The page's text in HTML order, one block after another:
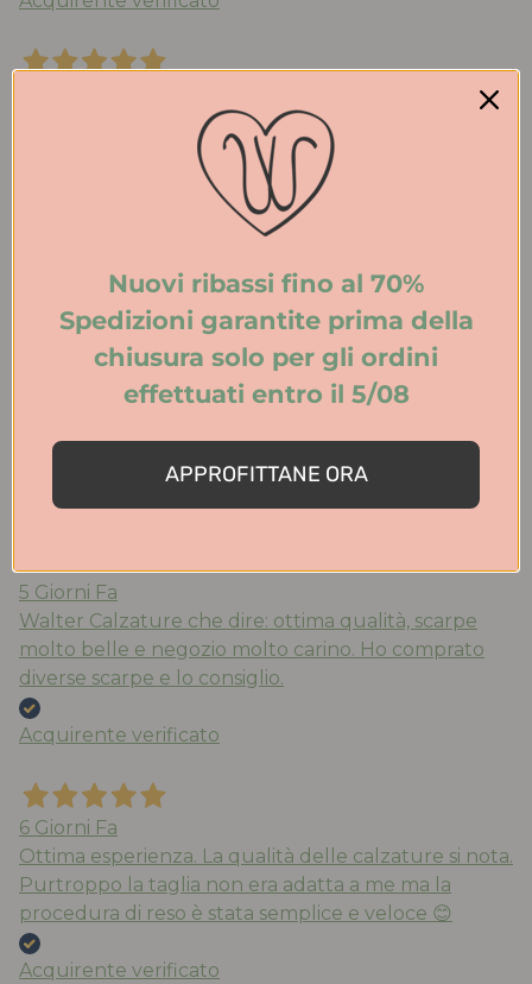
Ho acquistato per la prima volta su questo sito e
devo dire che il servizio è stato perfetto. Scarpe
consegnate nei tempi previsti, prodotti
corrispondenti alla descrizione. Sicuramente
acquisterò anche in futuro!
Acquirente verificato
riconosce l'artigianalità.
Acquirente verificato
5 Giorni Fa
Walter Calzature che dire: ottima qualità, scarpe
molto belle e negozio molto carino. Ho comprato
diverse scarpe e lo consiglio.
Acquirente verificato
6 Giorni Fa
Ottima esperienza. La qualità delle calzature si nota.
Purtroppo la taglia non era adatta a me ma la
procedura di reso è stata semplice e veloce 😊
Acquirente verificato
Nuovi ribassi fino al 70%
Spedizioni garantite prima della
chiusura solo per gli ordini
effettuati entro il 5/08
APPROFITTANE ORA